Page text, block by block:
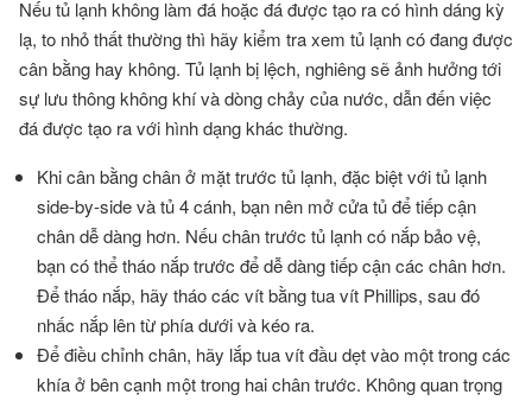
Nếu tủ lạnh không làm đá hoặc đá được tạo ra có hình dáng kỳ
lạ, to nhỏ thất thường thì hãy kiểm tra xem tủ lạnh có đang được
cân bằng hay không. Tủ lạnh bị lệch, nghiêng sẽ ảnh hưởng tới
sự lưu thông không khí và dòng chảy của nước, dẫn đến việc
đá được tạo ra với hình dạng khác thường.
Khi cân bằng chân ở mặt trước tủ lạnh, đặc biệt với tủ lạnh
side-by-side và tủ 4 cánh, bạn nên mở cửa tủ để tiếp cận
chân dễ dàng hơn. Nếu chân trước tủ lạnh có nắp bảo vệ,
bạn có thể tháo nắp trước để dễ dàng tiếp cận các chân hơn.
Để tháo nắp, hãy tháo các vít bằng tua vít Phillips, sau đó
nhấc nắp lên từ phía dưới và kéo ra.
Để điều chỉnh chân, hãy lắp tua vít đầu dẹt vào một trong các
khía ở bên cạnh một trong hai chân trước. Không quan trọng